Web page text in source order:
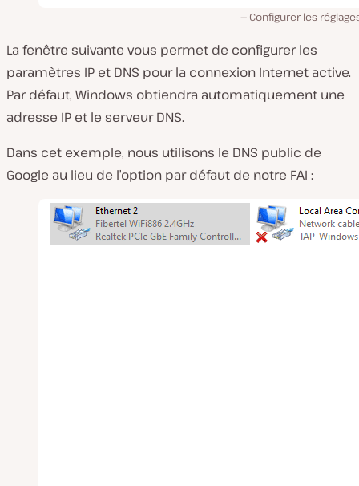
Configurer les
La fenêtre suivante vous permet de configurer les
paramètres IP et DNS pour la connexion Internet active.
Par défaut, Windows obtiendra automatiquement une
adresse IP et le serveur DNS.
Dans cet exemple, nous utilisons le DNS public de
Google au lieu de l’option par défaut de notre FAI :